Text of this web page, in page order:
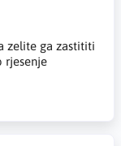
zelite ga zastititi
rjesenje